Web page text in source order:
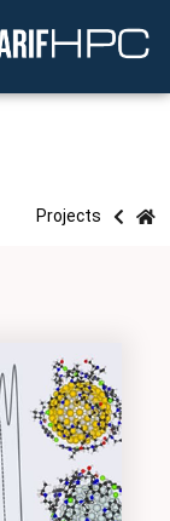
Projects